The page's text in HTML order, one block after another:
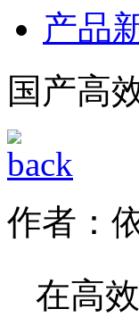
产品
国产高
作者：
在高